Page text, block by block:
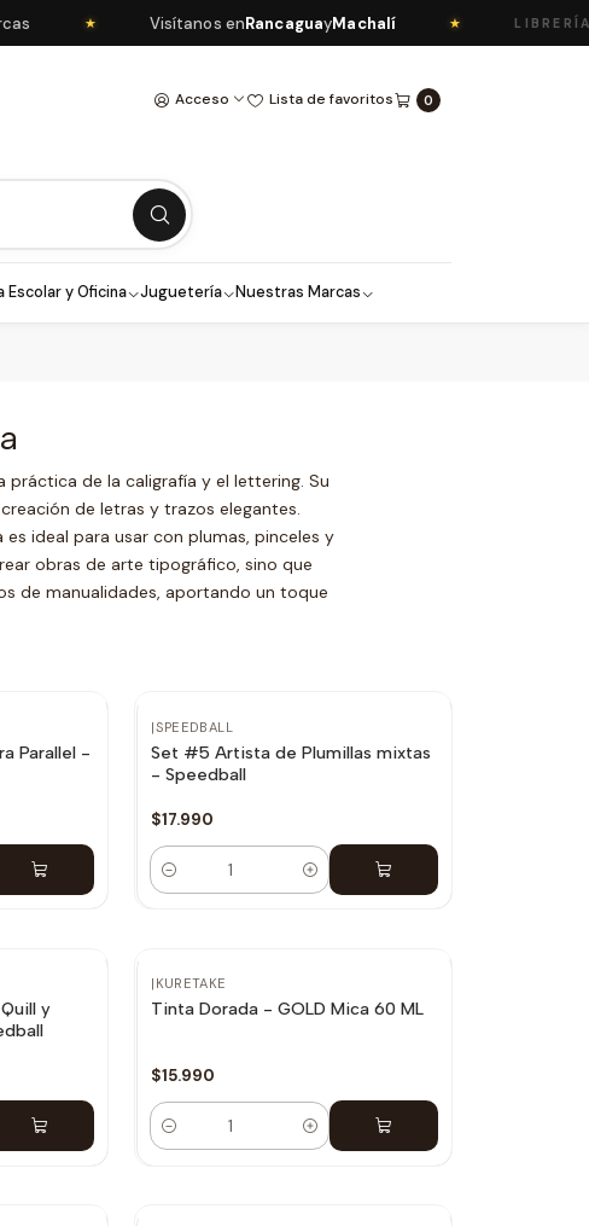
Visítanos enRancaguayMachalí LIBRERÍA
Acceso Lista de favoritos 0
Escolar y Oficina Juguetería Nuestras Marcas
de la caligrafía y el lettering. Su
de letras y trazos elegantes.
ideal para usar con plumas, pinceles y
obras de arte tipográfico, sino que
de manualidades, aportando un toque
Parallel -
|SPEEDBALL
Set #5 Artista de Plumillas mixtas
- Speedball
$17.990
Cantidad
y
| KURETAKE
Tinta Dorada - GOLD Mica 60 ML
$15.990
Cantidad